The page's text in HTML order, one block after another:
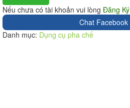
Nếu chưa có tài khoản vui lòngĐăng Ký
Chat Facebook
Danh mục: Dụng cụ pha chế